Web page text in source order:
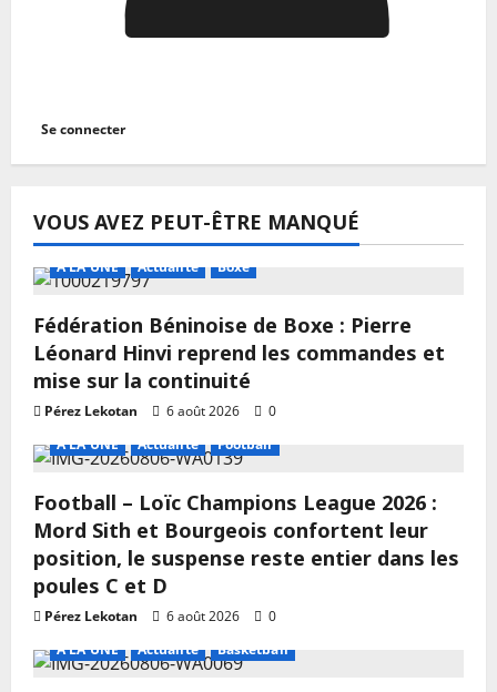
Se connecter
VOUS AVEZ PEUT-ÊTRE MANQUÉ
A LA UNE Actualité Boxe
Fédération Béninoise de Boxe : Pierre
Léonard Hinvi reprend les commandes et
mise sur la continuité
Pérez Lekotan 6 août 2026
0
A LA UNE
Actualité Football
Football – Loïc Champions League 2026 :
Mord Sith et Bourgeois confortent leur
position, le suspense reste entier dans les
poules C et D
Pérez Lekotan 6 août 2026
0
A LA UNE
Actualité Basketball